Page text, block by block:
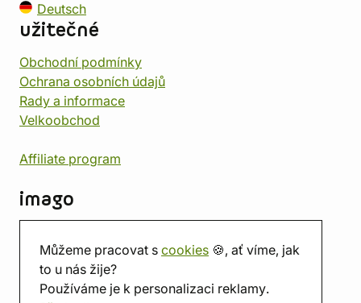
Můžeme pracovat s cookies 🍪, ať víme, jak
to u nás žije?
Používáme je k personalizaci reklamy.
Deutsch
užitečné
Obchodní podmínky
Ochrana osobních údajů
Rady a informace
Velkoobchod
Affiliate program
imago
Prodejna
Herna
O nás